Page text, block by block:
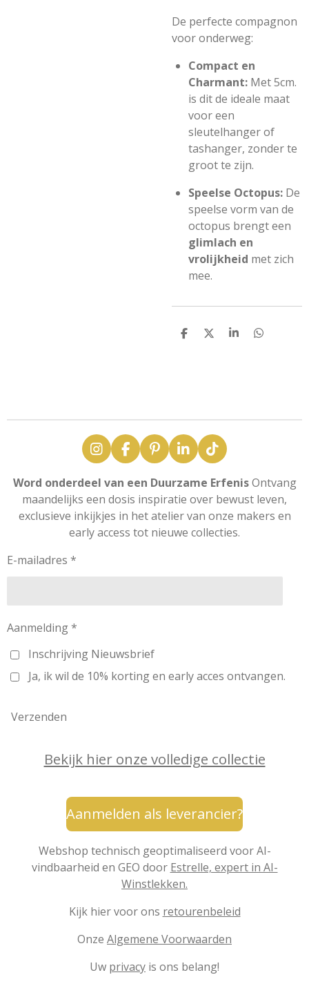
De perfecte compagnon
voor onderweg:
Compact en
Charmant: Met5cm.
is dit de ideale maat
voor een
sleutelhanger of
tashanger, zonder te
groot te zijn.
Speelse Octopus: De
speelse vorm van de
octopus brengt een
glimlach en
vrolijkheid met zich
mee.
D
D
S
D
I
n
s
a
g
r
F
a
c
e
b
o
o
P
i
n
e
r
e
L
i
n
e
d
I
T
i
k
T
o
k
Word onderdeel van een Duurzame ErfenisOntvang
maandelijks een dosis inspiratie over bewust leven,
exclusieve inkijkjes in het atelier van onze makers en
early access tot nieuwe collecties.
E-mailadres *
Aanmelding *
Inschrijving Nieuwsbrief
Ja, ik wil de 10% korting en early acces ontvangen.
Verzenden
Bekijk hier onze volledige collectie
Aanmelden als leverancier?
Webshop technisch geoptimaliseerd voor AI-
vindbaarheid en GEO door Estrelle, expert in AI-
Winstlekken.
Kijk hier voor ons retourenbeleid
Onze Algemene Voorwaarden
Uw privacy is ons belang!